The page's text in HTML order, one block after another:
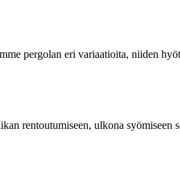
pergolan eri variaatioita, niiden
rentoutumiseen, ulkona syömiseen